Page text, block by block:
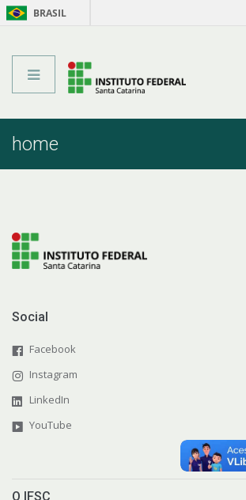
BRASIL
home
Social
Facebook
Instagram
LinkedIn
YouTube
O IFSC